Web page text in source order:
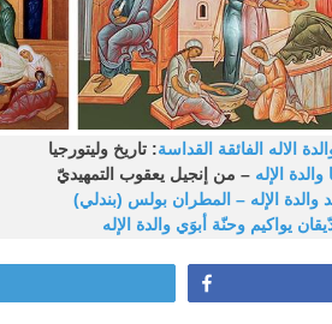
الاله الفائقة القداسة: تاريخ وليتورجيا
والدة الإله – من إنجيل يعقوب التمهيديّ
والدة الإله – المطران بولس (بندلي)
يواكيم وحنّة أبوَي والدة الإله